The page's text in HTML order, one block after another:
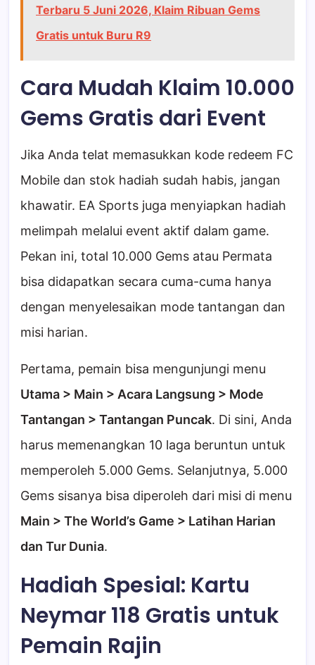
Terbaru 5 Juni 2026, Klaim Ribuan Gems
Gratis untuk Buru R9
Cara Mudah Klaim 10.000
Gems Gratis dari Event
Jika Anda telat memasukkan kode redeem FC
Mobile dan stok hadiah sudah habis, jangan
khawatir. EA Sports juga menyiapkan hadiah
melimpah melalui event aktif dalam game.
Pekan ini, total 10.000 Gems atau Permata
bisa didapatkan secara cuma-cuma hanya
dengan menyelesaikan mode tantangan dan
misi harian.
Pertama, pemain bisa mengunjungi menu
Utama > Main > Acara Langsung > Mode
Tantangan > Tantangan Puncak. Di sini, Anda
harus memenangkan 10 laga beruntun untuk
memperoleh 5.000 Gems. Selanjutnya, 5.000
Gems sisanya bisa diperoleh dari misi di menu
Main > The World’s Game > Latihan Harian
dan Tur Dunia.
Hadiah Spesial: Kartu
Neymar 118 Gratis untuk
Pemain Rajin